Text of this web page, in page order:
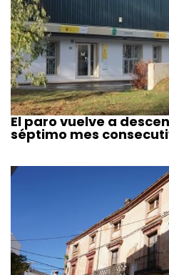
El paro vuelve a
séptimo mes